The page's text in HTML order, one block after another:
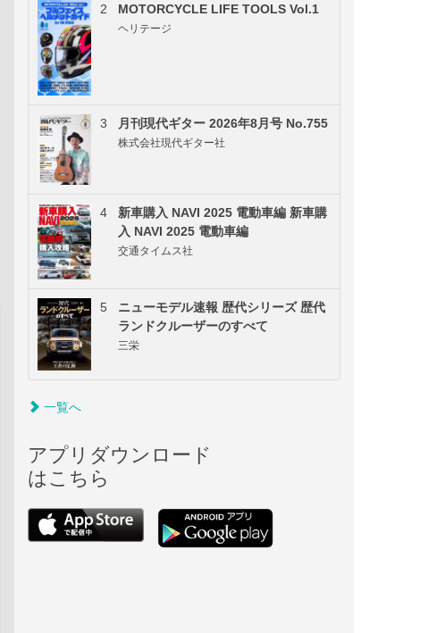
2 MOTORCYCLE LIFE TOOLS Vol.1
ヘリテージ
3 月刊現代ギター 2026年8月号 No.755
株式会社現代ギター社
4
新車購入 NAVI 2025 電動車編 新車購
入 NAVI 2025 電動車編
交通タイムス社
5
ニューモデル速報 歴代シリーズ 歴代
ランドクルーザーのすべて
三栄
一覧へ
アプリダウンロード
はこちら